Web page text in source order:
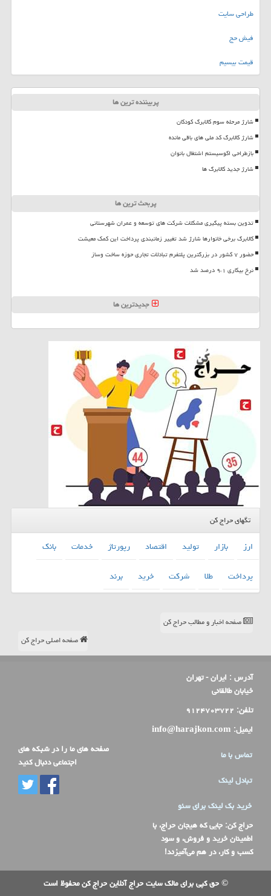
طراحی سایت
فیش حج
قیمت بیسیم
پربیننده ترین ها
شارژ مرحله سوم کالابرگ کودکان
شارژ کالابرگ کد ملی های باقی مانده
بازطراحی اکوسیستم اشتغال بانوان
شارژ جدید کالابرگ ها
پربحث ترین ها
تدوین بسته پیگیری مشکلات شرکت های توسعه و عمران شهرستانی
کالابرگ برخی خانوارها شارژ شد تغییر زمانبندی پرداخت این کمک معیشت
حضور ۷ کشور در بزرگترین پلتفرم تبادلات تجاری حوزه ساخت وساز
نرخ بیکاری ۹،۱ درصد شد
جدیدترین ها
تگهای حراج کن
ارز بازار تولید اقتصاد رپورتاژ خدمات
بانك
پرداخت
طلا شركت خرید برند
صفحه اخبار و مطالب حراج کن
صفحه اصلی حراج کن
آدرس : ایران - تهران
خیابان طالقانی
تلفن: ۹۱۲۴۷۰۳۷۲۲
ایمیل: info@harajkon.com
تماس با ما
تبادل لینک
خرید بک لینک برای سئو
حراج کن: جایی که هیجان حراج، با
اطمینان خرید و فروش، و سود
کسب و کار، در هم می‌آمیزند!
صفحه های ما را در شبکه های
اجتماعی دنبال کنید
© حق کپی برای مالک سایت حراج آنلاین حراج کن محفوظ است